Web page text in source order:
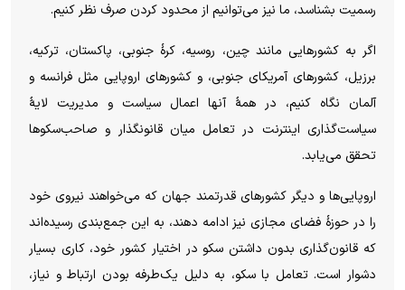
رسمیت بشناسد، ما نیز می‌توانیم از محدود کردن صرف نظر کنیم.
اگر به کشور‌هایی مانند چین، روسیه، کرهٔ جنوبی، پاکستان، ترکیه،
برزیل، کشور‌های آمریکای جنوبی، و کشور‌های اروپایی مثل فرانسه و
آلمان نگاه کنیم، در همهٔ آنها اعمال سیاست و مدیریت لایهٔ
سیاست‌گذاری اینترنت در تعامل میان قانونگذار و صاحب‌سکو‌ها
تحقق می‌یابد.
اروپایی‌ها و دیگر کشور‌های قدرتمند جهان که می‌خواهند نیروی خود
را در حوزهٔ فضای مجازی نیز ادامه دهند، به این جمع‌بندی رسیده‌اند
که قانون‌گذاری بدون داشتن سکو در اختیار کشور خود، کاری بسیار
دشوار است. تعامل با سکو، به دلیل یک‌طرفه بودن ارتباط و نیاز،